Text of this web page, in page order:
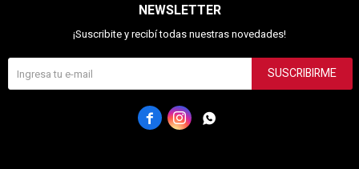
NEWSLETTER
¡Suscribite y recibí todas nuestras novedades!
SUSCRIBIRME
  